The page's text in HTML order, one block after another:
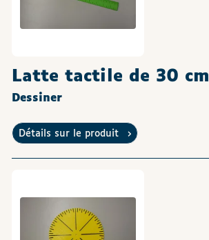
Latte tactile de 30 cm
Dessiner
Détails sur le produit